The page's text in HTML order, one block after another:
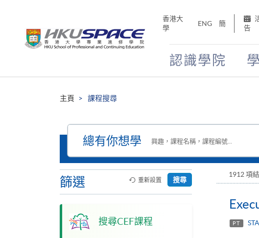
香港大
學
ENG 簡
告
認識學院
主頁 課程搜尋
總有你想學 興趣，課程名稱，課程編號...
網
站
篩選
搜尋CEF課程
重新設置 搜尋
1912 項
PT